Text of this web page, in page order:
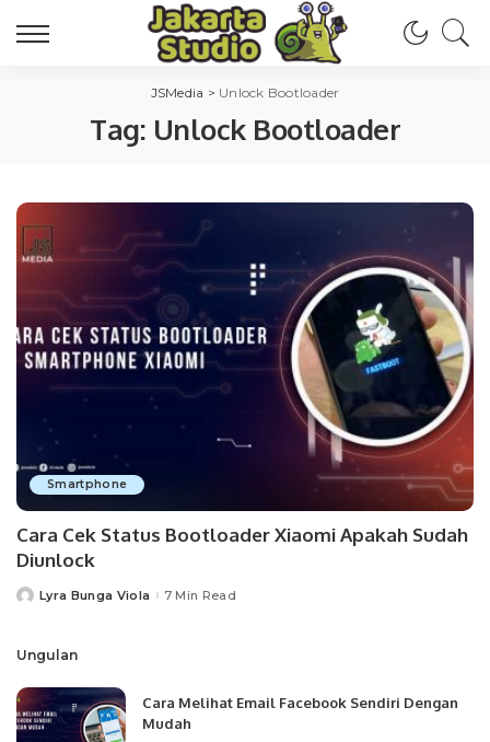
JSMedia > Unlock Bootloader
Tag: Unlock Bootloader
Smartphone
Cara Cek Status Bootloader Xiaomi Apakah Sudah
Diunlock
PostedLyra Bunga Viola 7 Min Read
Ungulan
Cara Melihat Email Facebook Sendiri Dengan
Mudah